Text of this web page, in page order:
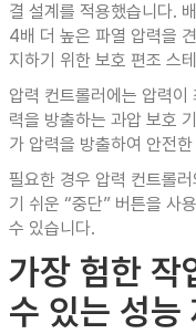
결 설계를 적용했습니다.
4배 더 높은 파열 압력을
지하기 위한 보호 편조 스
압력 컨트롤러에는 압력
력을 방출하는 과압 보호
가 압력을 방출하여 안전
필요한 경우 압력 컨트롤
기 쉬운 “중단” 버튼을 사
수 있습니다.
가장 험한 작
수 있는 성능